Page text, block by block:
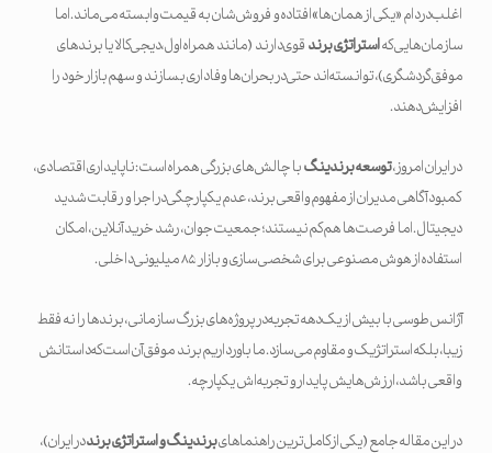
اغلب در دام «یکی از همان‌ها» افتاده و فروش‌شان به قیمت وابسته می‌ماند. اما
سازمان‌هایی کهاستراتژی برندقوی دارند (مانند همراه اول، دیجی‌کالا یا برندهای
موفق گردشگری)، توانسته‌اند حتی در بحران‌ها وفاداری بسازند و سهم بازار خود را
افزایش دهند.
در ایران امروز،توسعه برندینگبا چالش‌های بزرگی همراه است: ناپایداری اقتصادی،
کمبود آگاهی مدیران از مفهوم واقعی برند، عدم یکپارچگی در اجرا و رقابت شدید
دیجیتال. اما فرصت‌ها هم کم نیستند؛ جمعیت جوان، رشد خرید آنلاین، امکان
استفاده از هوش مصنوعی برای شخصی‌سازی و بازار ۸۵ میلیونی داخلی.
آژانس طوسی با بیش از یک دهه تجربه در پروژه‌های بزرگ سازمانی، برندها را نه فقط
زیبا، بلکه استراتژیک و مقاوم می‌سازد. ما باور داریم برند موفق آن است که داستانش
واقعی باشد، ارزش‌هایش پایدار و تجربه‌اش یکپارچه.
در این مقاله جامع (یکی از کامل‌ترین راهنماهایبرندینگ و استراتژی برنددر ایران)،